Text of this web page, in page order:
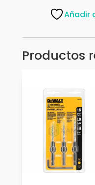
Añadir
Productos